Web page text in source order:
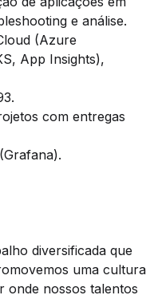
e análise.
(Azure
App Insights),
com entregas
diversificada que
uma cultura
onde nossos talentos